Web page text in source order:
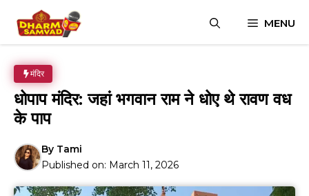
content
MENU
मंदिर
धोपाप मंदिर: जहां भगवान राम ने धोए थे रावण वध
के पाप
By Tami
Published on: March 11, 2026